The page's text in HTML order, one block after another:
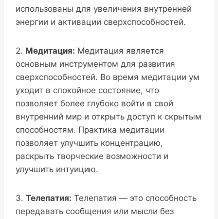
использованы для увеличения внутренней
энергии и активации сверхспособностей.
2. Медитация: Медитация является
основным инструментом для развития
сверхспособностей. Во время медитации ум
уходит в спокойное состояние, что
позволяет более глубоко войти в свой
внутренний мир и открыть доступ к скрытым
способностям. Практика медитации
позволяет улучшить концентрацию,
раскрыть творческие возможности и
улучшить интуицию.
3. Телепатия: Телепатия — это способность
передавать сообщения или мысли без